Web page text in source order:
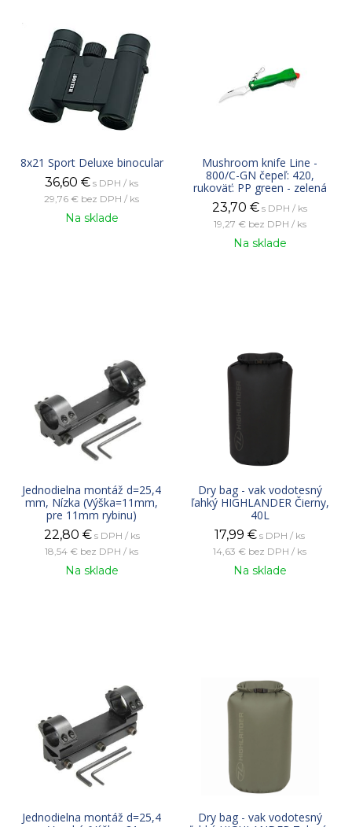
8x21 Sport Deluxe binocular
36,60 € s DPH / ks
29,76 € bez DPH / ks
Na sklade
Mushroom knife Line -
800/C-GN čepeľ: 420,
rukoväť: PP green - zelená
23,70 € s DPH / ks
19,27 € bez DPH / ks
Na sklade
Jednodielna montáž d=25,4
mm, Nízka (Výška=11mm,
pre 11mm rybinu)
22,80 € s DPH / ks
18,54 € bez DPH / ks
Na sklade
Dry bag - vak vodotesný
ľahký HIGHLANDER Čierny,
40L
17,99 € s DPH / ks
14,63 € bez DPH / ks
Na sklade
Jednodielna montáž d=25,4
Dry bag - vak vodotesný